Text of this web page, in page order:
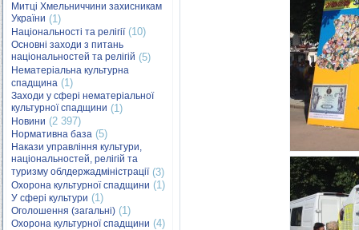
Митці Хмельниччини захисникам
України (1)
Національності та релігії(10)
Основні заходи з питань
національностей та релігій (5)
Нематеріальна культурна
спадщина (1)
Заходи у сфері нематеріальної
культурної спадщини (1)
Новини (2 397)
Нормативна база (5)
Накази управління культури,
національностей, релігій та
туризму облдержадміністрації(3)
Охорона культурної спадщини (1)
У сфері культури (1)
Оголошення (загальні) (1)
Охорона культурної спадщини (4)